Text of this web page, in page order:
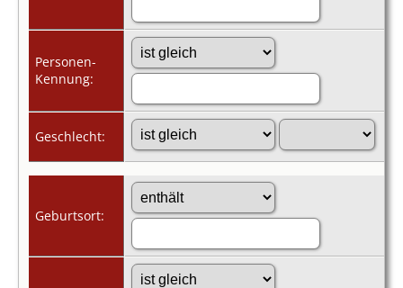
Personen-
Kennung:
Geschlecht:
Geburtsort: